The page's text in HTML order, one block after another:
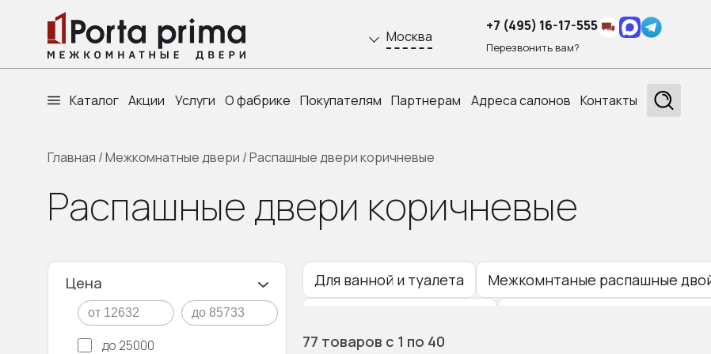
Москва
+7 (495) 16-17-555
Перезвонить вам?
Каталог Акции Услуги О фабрике Покупателям Партнерам Адреса салонов Контакты
Главная /Межкомнатные двери /Распашные двери коричневые
Распашные двери коричневые
Цена
до 25000
Для ванной и туалета
Межкомнтаные распашные
77 товаров с 1 по 40